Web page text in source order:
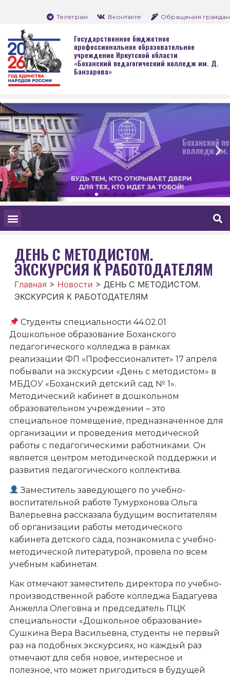
Телеграм Вконтакте Обращения граждан
Государственное бюджетное
профессиональное образовательное
учреждение Иркутской области
«Боханский педагогический колледж им. Д.
Банзарова»
Боханский педагогический
колледж им. Д. Банзарова
ДЕНЬ С МЕТОДИСТОМ.
ЭКСКУРСИЯ К РАБОТОДАТЕЛЯМ
Главная > Новости > ДЕНЬ С МЕТОДИСТОМ.
ЭКСКУРСИЯ К РАБОТОДАТЕЛЯМ
Студенты специальности 44.02.01
Дошкольное образование Боханского
педагогического колледжа в рамках
реализации ФП «Профессионалитет» 17 апреля
побывали на экскурсии «День с методистом» в
МБДОУ «Боханский детский сад № 1».
Методический кабинет в дошкольном
образовательном учреждении – это
специальное помещение, предназначенное для
организации и проведения методической
работы с педагогическими работниками. Он
является центром методической поддержки и
развития педагогического коллектива.
Заместитель заведующего по учебно-
воспитательной работе Тумурхонова Ольга
Валерьевна рассказала будущим воспитателям
об организации работы методического
кабинета детского сада, познакомила с учебно-
методической литературой, провела по всем
учебным кабинетам.
Как отмечают заместитель директора по учебно-
производственной работе колледжа Бадагуева
Анжелла Олеговна и председатель ПЦК
специальности «Дошкольное образование»
Сушкина Вера Васильевна, студенты не первый
раз на подобных экскурсиях, но каждый раз
отмечают для себя новое, интересное и
полезное, что может пригодиться в будущей